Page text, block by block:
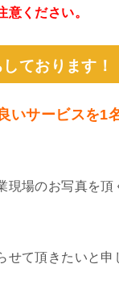
意ください。
ております！
いサービスを1
現場のお写真を
せて頂きたいと